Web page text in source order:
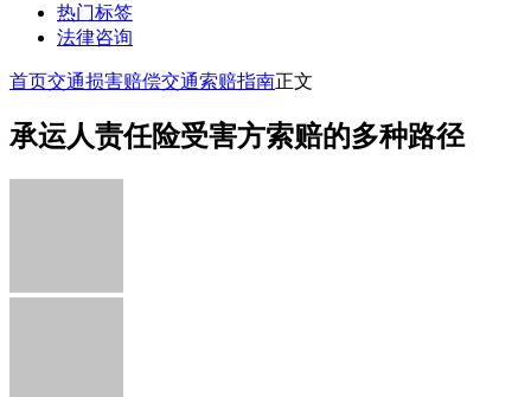
热门标签
法律咨询
首页交通损害赔偿交通索赔指南正文
承运人责任险受害方索赔的多种路径